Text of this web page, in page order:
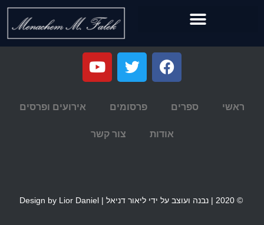
ראשי ספרים פרסומים אירועים ופרסים
אודות צור קשר
© 2020 | נבנה ועוצב על ידי ליאור דניאל | Design by Lior Daniel